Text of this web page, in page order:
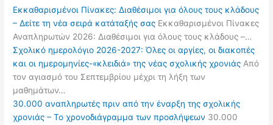
Εκκαθαρισμένοι Πίνακες: Διαθέσιμοι για όλους τους κλάδους
– Δείτε τη νέα σειρά κατάταξής σας Εκκαθαρισμένοι Πίνακες
Αναπληρωτών 2026: Διαθέσιμοι για όλους τους κλάδους –…
Σχολικό ημερολόγιο 2026-2027: Όλες οι αργίες, οι διακοπές
και οι ημερομηνίες-«κλειδιά» της νέας σχολικής χρονιάς Από
τον αγιασμό του Σεπτεμβρίου μέχρι τη λήξη των
μαθημάτων…
30.000 αναπληρωτές πριν από την έναρξη της σχολικής
χρονιάς – Το χρονοδιάγραμμα των προσλήψεων 30.000